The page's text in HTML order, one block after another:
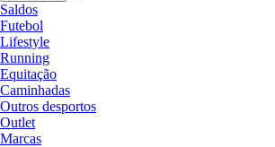
Saldos
Futebol
Lifestyle
Running
Equitação
Caminhadas
Outros desportos
Outlet
Marcas